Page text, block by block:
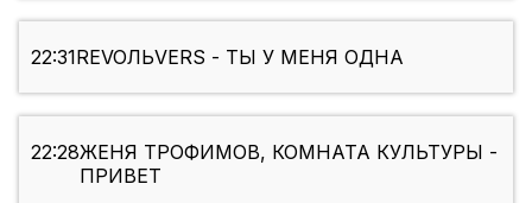
22:31REVOЛЬVERS - ТЫ У МЕНЯ ОДНА
22:28ЖЕНЯ ТРОФИМОВ, КОМНАТА КУЛЬТУРЫ -
ПРИВЕТ